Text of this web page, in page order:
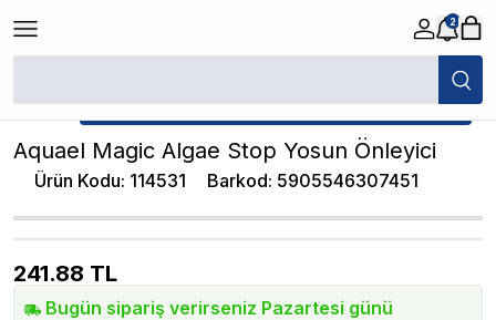
2
/ Aquael Magic Algae Stop
★ Atakan Petshop, Aquael yetkili satıcısıdır.
Aquael Magic Algae Stop Yosun Önleyici
Ürün Kodu: 114531 Barkod: 5905546307451
241.88 TL
Bugün sipariş verirseniz Pazartesi günü